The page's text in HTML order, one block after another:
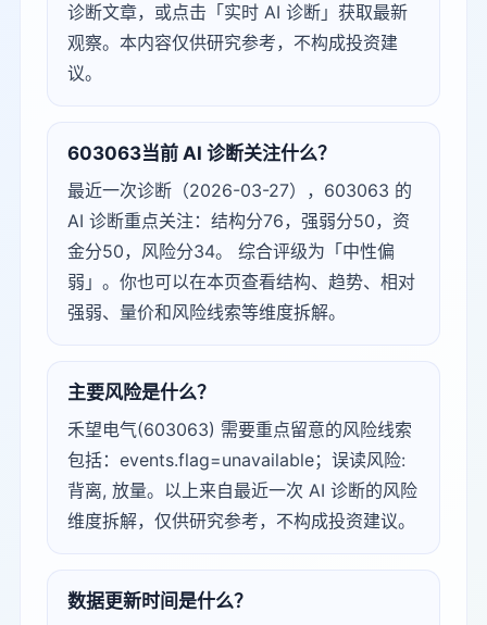
诊断文章，或点击「实时 AI 诊断」获取最新
观察。本内容仅供研究参考，不构成投资建
议。
603063当前 AI 诊断关注什么？
最近一次诊断（2026-03-27），603063 的
AI 诊断重点关注：结构分76，强弱分50，资
金分50，风险分34。 综合评级为「中性偏
弱」。你也可以在本页查看结构、趋势、相对
强弱、量价和风险线索等维度拆解。
主要风险是什么？
禾望电气(603063) 需要重点留意的风险线索
包括：events.flag=unavailable；误读风险:
背离, 放量。以上来自最近一次 AI 诊断的风险
维度拆解，仅供研究参考，不构成投资建议。
数据更新时间是什么？